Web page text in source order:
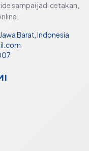
sampai jadi cetakan,
Barat, Indonesia